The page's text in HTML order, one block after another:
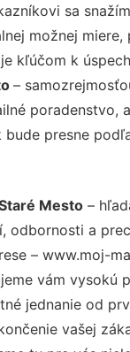
sa
možnej miere,
kľúčom k
–
poradenstvo,
presne
Mesto –
odbornosti a
– www.moj-
vám vysokú
jednanie od
vašej